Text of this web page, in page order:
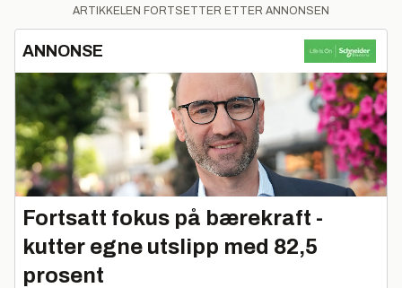
ARTIKKELEN FORTSETTER ETTER ANNONSEN
ANNONSE
Fortsatt fokus på bærekraft -
kutter egne utslipp med 82,5
prosent